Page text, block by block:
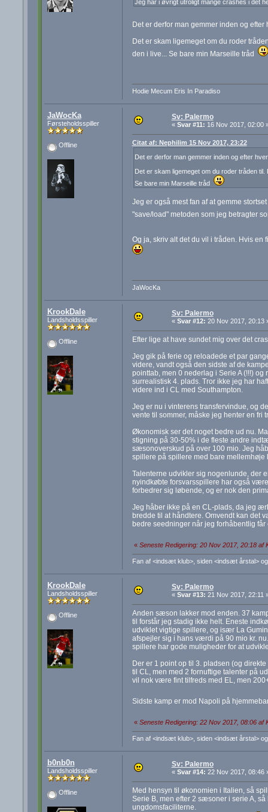
Jeg har i øvrigt utroligt mange crashes i det
Det er derfor man gemmer inden og
Det er skam ligemeget om du roder
den i live... Se bare min Marseille tråd
Hodie Mecum Eris In Paradiso
JaWocKa
Førsteholdsspiller
Offline
Sv: Palermo
« Svar #11: 16 Nov 2017, 02:00
Citat af: Nephilim 15 Nov 2017, 23:22
Det er derfor man gemmer inden og efter
Det er skam ligemeget om du roder tråden
Se bare min Marseille tråd
Jeg er også mest fan af at gemme
"save/load" metoden som jeg betragter
Og ja, skriv alt det du vil i tråden. Hvis
JaWocKa
KrookDale
Landsholdsspiller
Offline
Sv: Palermo
« Svar #12: 20 Nov 2017, 20:13
Efter lige at have sundet mig over det
Jeg gik på ferie og reloadede et par
videre, vandt også den sidste af de
pointtab, men 0 nederlag i Serie A (!!!)
surrealistisk 4. plads. Tror ikke jeg har
videre ind i CL med Southampton.
Jeg er nu i vinterens transfervindue, og
vente til sommer, måske jeg henter en fri
Økonomisk ser det noget bedre ud nu.
stigning på 30-50% i de fleste andre
sæsonoverskud på over 100 mio. Jeg
spillere på spillere med bare mellemhøje
Talenterne udvikler sig nogenlunde, der
nyindkøbte forsvarsspillere har også
forbedrer sig løbende, og er nok den
Jeg håber ikke på en CL-plads, da jeg
bredde til at håndtere. Omvendt kan det
bedre seedninger når jeg forhåbentlig får
« Seneste Redigering: 20 Nov 2017, 20:18 af
Fan af <indsæt klub>, siden <indsæt årstal>
KrookDale
Landsholdsspiller
Offline
Sv: Palermo
« Svar #13: 21 Nov 2017, 22:11
Anden sæson lakker mod enden. 37
til forstår jeg stadig ikke helt. Eneste
udviklet vigtige spillere, og især La
afspejler sig i hans værdi på 90 mio kr.
spillere har gode muligheder for at
Der er 1 point op til 3. pladsen (og
til CL, men med 2 fornuftige talenter på
vil nok være fint tilfreds med EL, men
Sidste kamp er mod Napoli på
« Seneste Redigering: 22 Nov 2017, 08:06 af
Fan af <indsæt klub>, siden <indsæt årstal>
b0nb0n
Landsholdsspiller
Offline
Sv: Palermo
« Svar #14: 22 Nov 2017, 08:46
Med hensyn til økonomien i Italien, så
Serie B, men efter 2 sæsoner i serie A,
ungdomsfaciliterne.